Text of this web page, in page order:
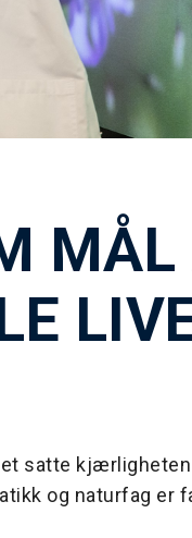
MÅL
satte
og naturfag er